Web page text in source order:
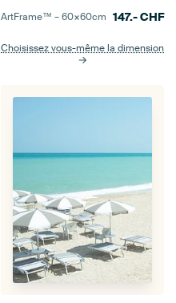
ArtFrame™ –60×60cm 147.-CHF
Choisissez vous-même la dimension